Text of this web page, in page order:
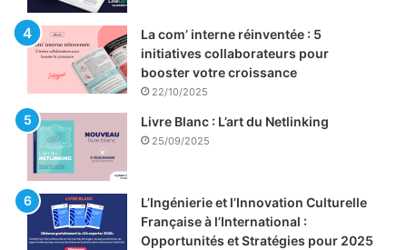
La com’ interne réinventée : 5
initiatives collaborateurs pour
booster votre croissance
22/10/2025
Livre Blanc : L’art du Netlinking
25/09/2025
L’Ingénierie et l’Innovation Culturelle
Française à l’International :
Opportunités et Stratégies pour 2025